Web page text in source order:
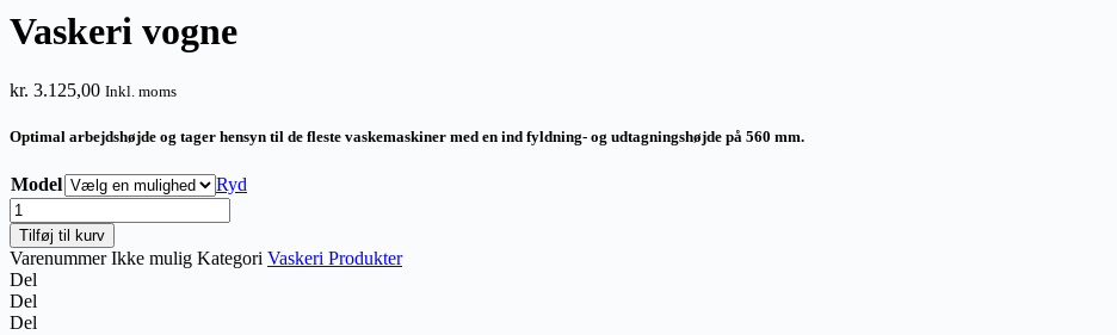
Vaskeri vogne
kr. 3.125,00 Inkl. moms
Optimal arbejdshøjde og tager hensyn til de fleste vaskemaskiner med en ind fyldning- og udtagningshøjde på 560 mm.
Model
Ryd
Vaskeri
vogne
antal
Tilføj til kurv
VarenummerIkke mulig Kategori Vaskeri Produkter
Del
Del
Del